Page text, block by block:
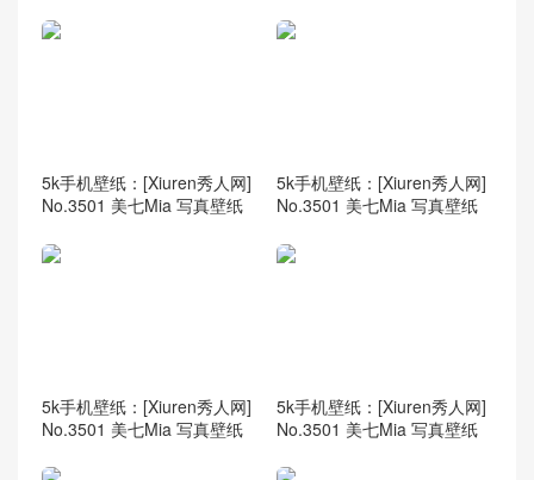
5k手机壁纸：[Xiuren秀人网]
No.3501 美七Mia 写真壁纸
5k手机壁纸：[Xiuren秀人网]
No.3501 美七Mia 写真壁纸
5k手机壁纸：[Xiuren秀人网]
No.3501 美七Mia 写真壁纸
5k手机壁纸：[Xiuren秀人网]
No.3501 美七Mia 写真壁纸